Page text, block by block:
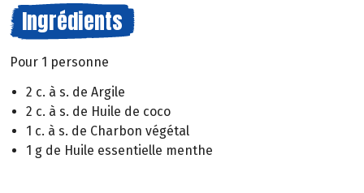
Ingrédients
Pour 1 personne
2 c. à s. de Argile
2 c. à s. de Huile de coco
1 c. à s. de Charbon végétal
1 g de Huile essentielle menthe